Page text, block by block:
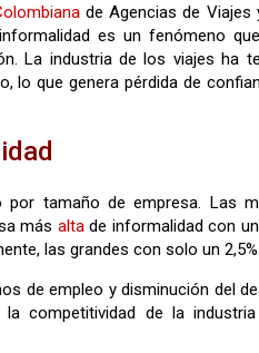
de Agencias de Viajes
es un fenómeno
La industria de los viajes ha
lo que genera pérdida de
tamaño de empresa. Las
más altade informalidad con un
las grandes con solo un 2,5%.
de empleo y disminución del
la competitividad de la